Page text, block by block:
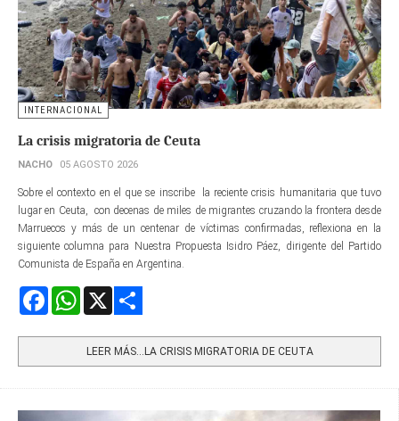
INTERNACIONAL
La crisis migratoria de Ceuta
NACHO 05 AGOSTO 2026
Sobre el contexto en el que se inscribe la reciente crisis humanitaria que tuvo
lugar en Ceuta, con decenas de miles de migrantes cruzando la frontera desde
Marruecos y más de un centenar de víctimas confirmadas, reflexiona en la
siguiente columna para Nuestra Propuesta Isidro Páez, dirigente del Partido
Comunista de España en Argentina.
FacebookWhatsApp
LEER MÁS…LA CRISIS MIGRATORIA DE CEUTA